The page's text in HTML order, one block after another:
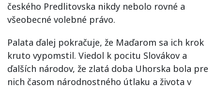
českého Predlitovska nikdy nebolo rovné a
všeobecné volebné právo.
Palata ďalej pokračuje, že Maďarom sa ich krok
kruto vypomstil. Viedol k pocitu Slovákov a
ďalších národov, že zlatá doba Uhorska bola pre
nich časom národnostného útlaku a života v